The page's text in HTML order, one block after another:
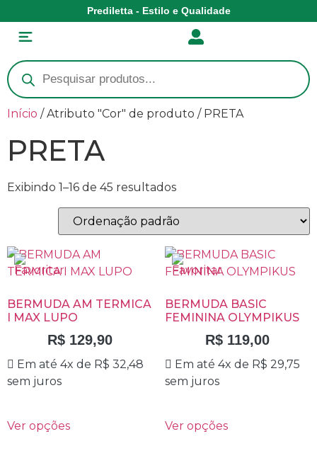
Prediletta - Estilo e Qualidade
Início / Atributo "Cor" de produto / PRETA
PRETA
Exibindo 1–16 de 45 resultados
BERMUDA AM TERMICA
I MAX LUPO
R$129,90
Em até 4x de R$ 32,48
sem juros
Ver opções
BERMUDA BASIC
FEMININA OLYMPIKUS
R$119,00
Em até 4x de R$ 29,75
sem juros
Ver opções